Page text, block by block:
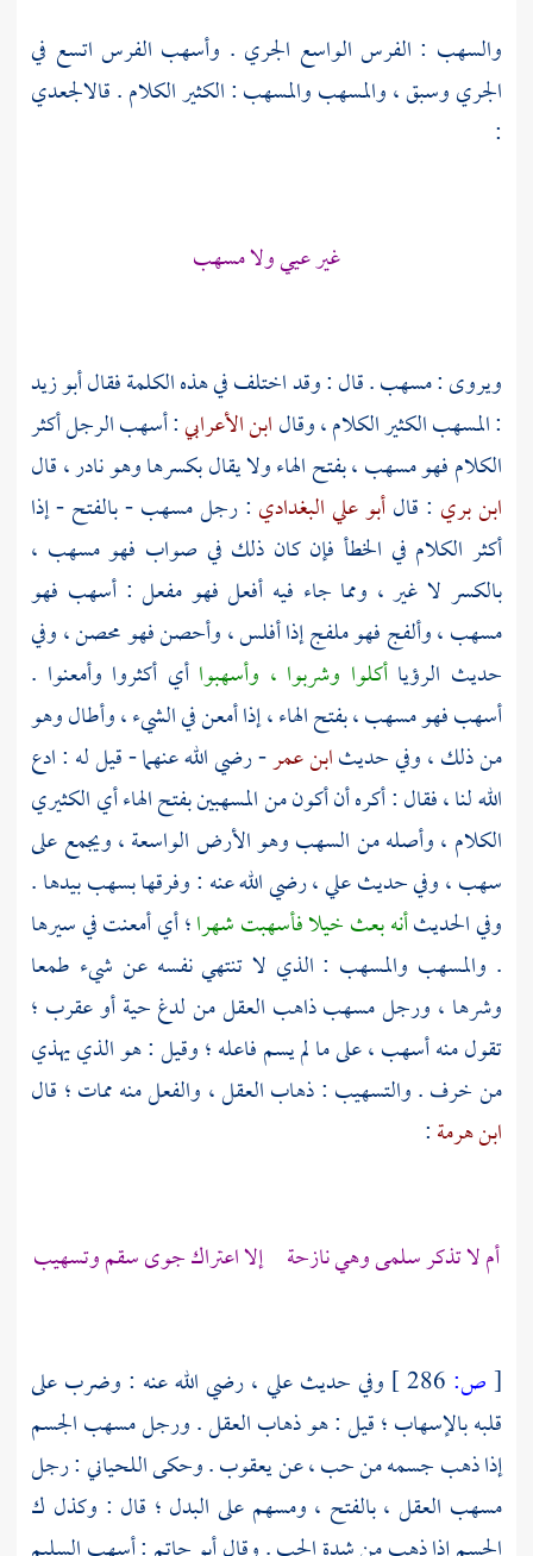
والسهب : الفرس الواسع الجري . وأسهب الفرس اتسع في
الجري وسبق ، والمسهب والمسهب : الكثير الكلام . قالالجعدي
:
غير عيي ولا مسهب
ويروى : مسهب . قال : وقد اختلف في هذه الكلمة فقالأبو زيد
: المسهب الكثير الكلام ، وقالابن الأعرابي: أسهب الرجل أكثر
الكلام فهو مسهب ، بفتح الهاء ولا يقال بكسرها وهو نادر ، قال
ابن بري : قالأبو علي البغدادي : رجل مسهب - بالفتح - إذا
أكثر الكلام في الخطأ فإن كان ذلك في صواب فهو مسهب ،
بالكسر لا غير ، ومما جاء فيه أفعل فهو مفعل : أسهب فهو
مسهب ، وألفج فهو ملفج إذا أفلس ، وأحصن فهو محصن ، وفي
حديث الرؤياأكلوا وشربوا ، وأسهبواأي أكثروا وأمعنوا .
أسهب فهو مسهب ، بفتح الهاء ، إذا أمعن في الشيء ، وأطال وهو
من ذلك ، وفي حديثابن عمر- رضي الله عنهما - قيل له : ادع
الله لنا ، فقال : أكره أن أكون من المسهبين بفتح الهاء أي الكثيري
الكلام ، وأصله من السهب وهو الأرض الواسعة ، ويجمع على
سهب ، وفي حديثعلي، رضي الله عنه : وفرقها بسهب بيدها .
وفي الحديثأنه بعث خيلا فأسهبت شهرا؛ أي أمعنت في سيرها
. والمسهب والمسهب : الذي لا تنتهي نفسه عن شيء طمعا
وشرها ، ورجل مسهب ذاهب العقل من لدغ حية أو عقرب ؛
تقول منه أسهب ، على ما لم يسم فاعله ؛ وقيل : هو الذي يهذي
من خرف . والتسهيب : ذهاب العقل ، والفعل منه ممات ؛ قال
ابن هرمة:
أم لا تذكر سلمى وهي نازحة إلا اعتراك جوى سقم وتسهيب
[ص: وفي حديثعلي ، رضي الله عنه : وضرب على
قلبه بالإسهاب ؛ قيل : هو ذهاب العقل . ورجل مسهب الجسم
إذا ذهب جسمه من حب ، عنيعقوب. وحكىاللحياني: رجل
مسهب العقل ، بالفتح ، ومسهم على البدل ؛ قال : وكذل ك